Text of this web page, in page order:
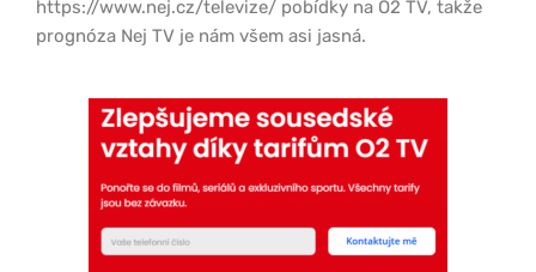
https://www.nej.cz/televize/ pobídky na O2 TV, takže
prognóza Nej TV je nám všem asi jasná.